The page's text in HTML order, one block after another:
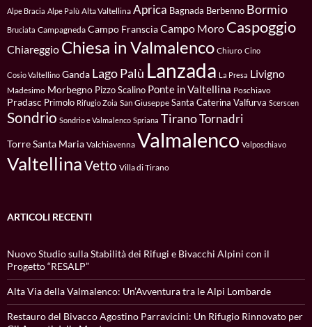
Alpe Bracia Alpe Palù Alta Valtellina Aprica Bagnada Berbenno Bormio
Bruciata Campagneda Campo FransciaCampo Moro Caspoggio
Chiareggio Chiesa in Valmalenco Chiuro Cino
Cosio Valtellino Ganda Lago Palù Lanzada La Presa Livigno
Madesimo Morbegno Pizzo Scalino Ponte in Valtellina Poschiavo
Pradasc Primolo Rifugio Zoia San Giuseppe Santa Caterina Valfurva Scerscen
Sondrio Sondrio e Valmalenco Spriana TiranoTornadri
Torre Santa Maria Valchiavenna Valmalenco Valposchiavo
ValtellinaVetto Villa di Tirano
ARTICOLI RECENTI
Nuovo Studio sulla Stabilità dei Rifugi e Bivacchi Alpini con il
Progetto “RESALP”
Alta Via della Valmalenco: Un’Avventura tra le Alpi Lombarde
Restauro del Bivacco Agostino Parravicini: Un Rifugio Rinnovato per